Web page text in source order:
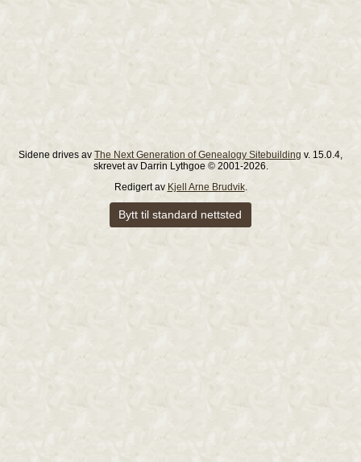
Sidene drives av The Next Generation of Genealogy Sitebuilding v. 15.0.4,
skrevet av Darrin Lythgoe © 2001-2026.
Redigert av Kjell Arne Brudvik.
Bytt til standard nettsted